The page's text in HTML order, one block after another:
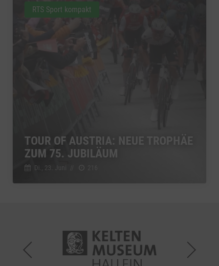
TOUR OF AUSTRIA: NEUE TROPHÄE
ZUM 75. JUBILÄUM
Di., 23. Juni
RTS Sport kompakt